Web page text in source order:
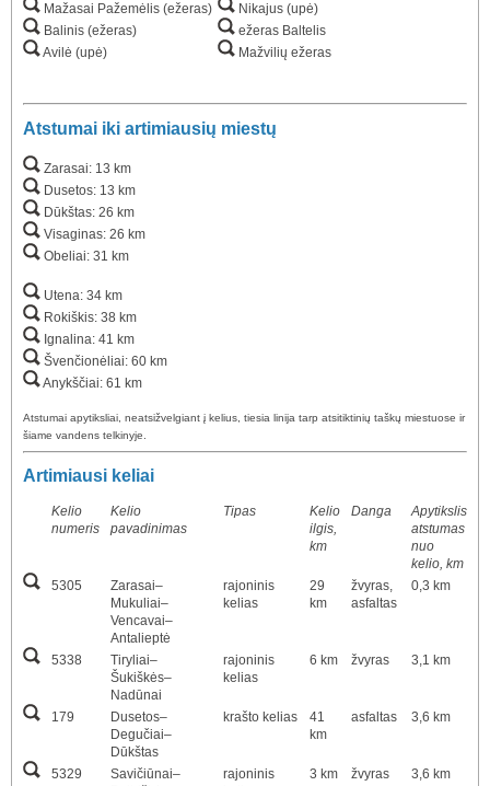
Mažasai Pažemėlis (ežeras)
Balinis (ežeras)
Avilė (upė)
Nikajus (upė)
ežeras Baltelis
Mažvilių ežeras
Atstumai iki artimiausių miestų
Zarasai: 13 km
Dusetos: 13 km
Dūkštas: 26 km
Visaginas: 26 km
Obeliai: 31 km
Utena: 34 km
Rokiškis: 38 km
Ignalina: 41 km
Švenčionėliai: 60 km
Anykščiai: 61 km
Atstumai apytiksliai, neatsižvelgiant į kelius, tiesia linija tarp atsitiktinių taškų miestuose ir
šiame vandens telkinyje.
Artimiausi keliai
Kelio
numeris
Kelio
pavadinimas
Tipas
Kelio
ilgis,
km
Danga
Apytikslis
atstumas
nuo
kelio, km
5305
Zarasai–
Mukuliai–
Vencavai–
Antalieptė
rajoninis
kelias
29
km
žvyras,
asfaltas
0,3 km
5338
Tiryliai–
Šukiškės–
Nadūnai
rajoninis
kelias
6 km žvyras 3,1 km
179
Dusetos–
Degučiai–
Dūkštas
krašto kelias
41
km
asfaltas 3,6 km
5329
Savičiūnai–
rajoninis
3 km žvyras 3,6 km